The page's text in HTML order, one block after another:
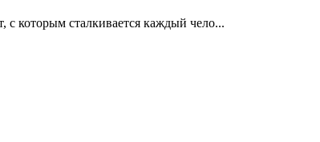
которым сталкивается каждый чело...